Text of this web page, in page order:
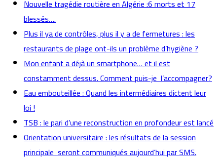
Nouvelle tragédie routière en Algérie :6 morts et 17
blessés….
Plus il ya de contrôles, plus il y a de fermetures : les
restaurants de plage ont-ils un problème d’hygiène ?
Mon enfant a déjà un smartphone… et il est
constamment dessus. Comment puis-je l’accompagner?
Eau embouteillée : Quand les intermédiaires dictent leur
loi !
TSB : le pari d’une reconstruction en profondeur est lancé
Orientation universitaire : les résultats de la session
principale seront communiqués aujourd’hui par SMS.